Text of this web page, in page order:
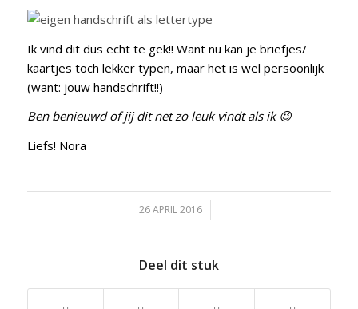
Ik vind dit dus echt te gek!! Want nu kan je briefjes/
kaartjes toch lekker typen, maar het is wel persoonlijk
(want: jouw handschrift!!)
Ben benieuwd of jij dit net zo leuk vindt als ik 😉
Liefs! Nora
26 APRIL 2016
/
Deel dit stuk